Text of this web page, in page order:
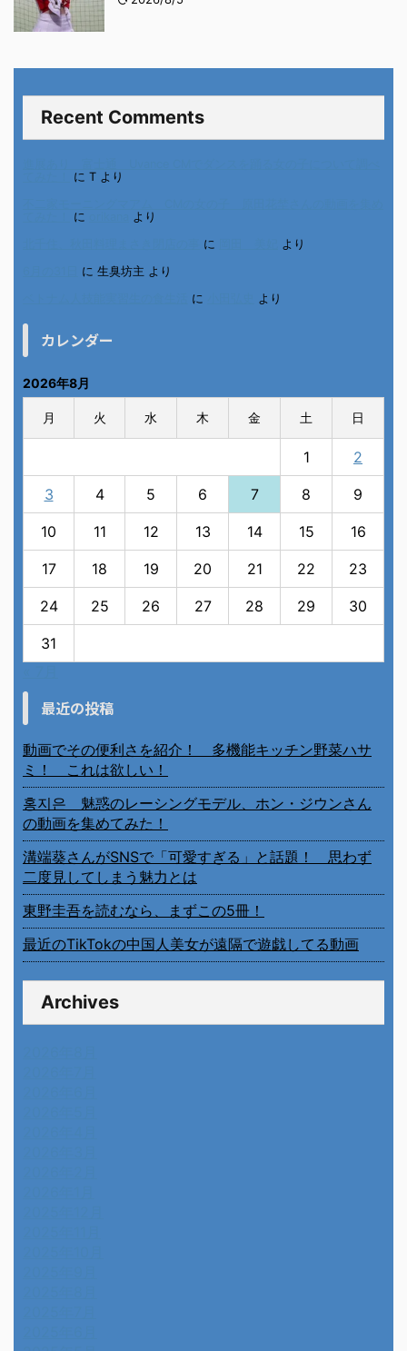
Recent Comments
に T より
に
より
に
より
に 生臭坊主 より
に より
カレンダー
2026年8月
月 火 水 木 金 土 日
1 2
3 4 5 6 7 8 9
10 11 12 13 14 15 16
17 18 19 20 21 22 23
24 25 26 27 28 29 30
31
最近の投稿
動画でその便利さを紹介！ 多機能キッチン野菜ハサ
ミ！ これは欲しい！
홍지은 魅惑のレーシングモデル、ホン・ジウンさん
の動画を集めてみた！
溝端葵さんがSNSで「可愛すぎる」と話題！ 思わず
二度見してしまう魅力とは
東野圭吾を読むなら、まずこの5冊！
最近のTikTokの中国人美女が遠隔で遊戯してる動画
Archives